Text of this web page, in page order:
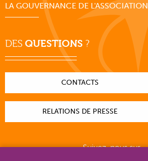
LA GOUVERNANCE DE L'ASSOCIATION
DES QUESTIONS ?
CONTACTS
RELATIONS DE PRESSE
Suivez-nous sur